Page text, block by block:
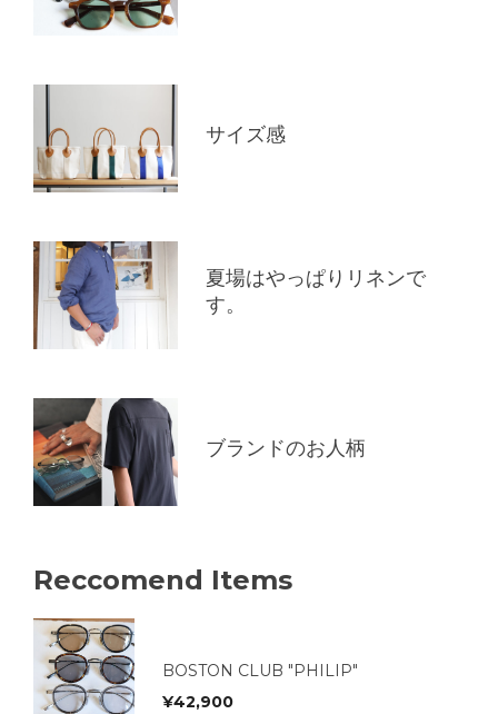
サイズ感
夏場はやっぱりリネンで
す。
ブランドのお人柄
Reccomend Items
BOSTON CLUB "PHILIP"
¥42,900